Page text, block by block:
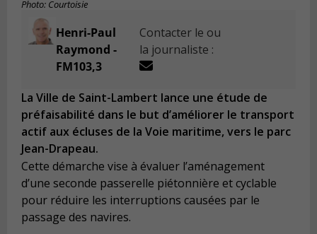
Photo: Courtoisie
Henri-Paul
Raymond -
FM103,3
Contacter le ou
la journaliste :
La Ville de Saint-Lambert lance une étude de
préfaisabilité dans le but d’améliorer le transport
actif aux écluses de la Voie maritime, vers le parc
Jean-Drapeau.
Cette démarche vise à évaluer l’aménagement
d’une seconde passerelle piétonnière et cyclable
pour réduire les interruptions causées par le
passage des navires.